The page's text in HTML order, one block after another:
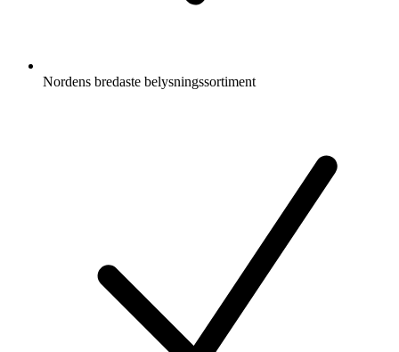
Nordens bredaste belysningssortiment